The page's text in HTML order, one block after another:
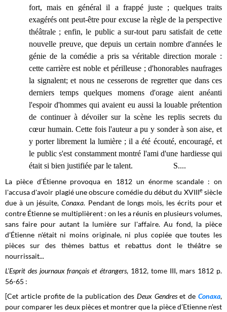
fort, mais en général il a frappé juste ; quelques traits
exagérés ont peut-être pour excuse la règle de la perspective
théâtrale ; enfin, le public a sur-tout paru satisfait de cette
nouvelle preuve, que depuis un certain nombre d'années le
génie de la comédie a pris sa véritable direction morale :
cette carrière est noble et périlleuse ; d'honorables naufrages
la signalent; et nous ne cesserons de regretter que dans ces
derniers temps quelques momens d'orage aient anéanti
l'espoir d'hommes qui avaient eu aussi la louable prétention
de continuer à dévoiler sur la scène les replis secrets du
cœur humain. Cette fois l'auteur a pu y sonder à son aise, et
y porter librement la lumière ; il a été écouté, encouragé, et
le public s'est constamment montré l'ami d'une hardiesse qui
était si bien justifiée par le talent. S....
La pièce d’Étienne provoqua en 1812 un énorme scandale : on
l'accusa d'avoir plagié une obscure comédie du début du XVIIIesiècle
due à un jésuite,Conaxa. Pendant de longs mois, les écrits pour et
contre Étienne se multiplièrent : on les a réunis en plusieurs volumes,
sans faire pour autant la lumière sur l'affaire. Au fond, la pièce
d’Étienne n'était ni moins originale, ni plus copiée que toutes les
pièces sur des thèmes battus et rebattus dont le théâtre se
nourrissait...
L’Esprit des journaux français et étrangers, 1812, tome III, mars 1812 p.
56-65 :
[Cet article profite de la publication des Deux Gendreset deConaxa,
pour comparer les deux pièces et montrer que la pièce d’Etienne n’est